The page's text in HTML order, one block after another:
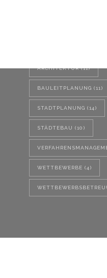
ARCHITEKTUR(11)
BAULEITPLANUNG (11)
STADTPLANUNG (14)
STÄDTEBAU (10)
WETTBEWERBE (4)